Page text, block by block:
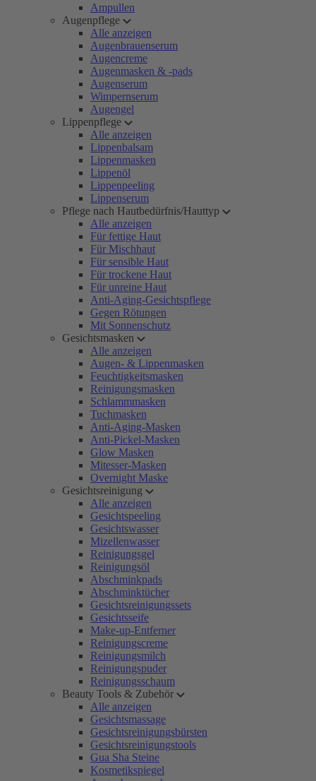
Ampullen
Augenpflege
Alle anzeigen
Augenbrauenserum
Augencreme
Augenmasken & -pads
Augenserum
Wimpernserum
Augengel
Lippenpflege
Alle anzeigen
Lippenbalsam
Lippenmasken
Lippenöl
Lippenpeeling
Lippenserum
Pflege nach Hautbedürfnis/Hauttyp
Alle anzeigen
Für fettige Haut
Für Mischhaut
Für sensible Haut
Für trockene Haut
Für unreine Haut
Anti-Aging-Gesichtspflege
Gegen Rötungen
Mit Sonnenschutz
Gesichtsmasken
Alle anzeigen
Augen- & Lippenmasken
Feuchtigkeitsmasken
Reinigungsmasken
Schlammmasken
Tuchmasken
Anti-Aging-Masken
Anti-Pickel-Masken
Glow Masken
Mitesser-Masken
Overnight Maske
Gesichtsreinigung
Alle anzeigen
Gesichtspeeling
Gesichtswasser
Mizellenwasser
Reinigungsgel
Reinigungsöl
Abschminkpads
Abschminktücher
Gesichtsreinigungssets
Gesichtsseife
Make-up-Entferner
Reinigungscreme
Reinigungsmilch
Reinigungspuder
Reinigungsschaum
Beauty Tools & Zubehör
Alle anzeigen
Gesichtsmassage
Gesichtsreinigungsbürsten
Gesichtsreinigungstools
Gua Sha Steine
Kosmetikspiegel